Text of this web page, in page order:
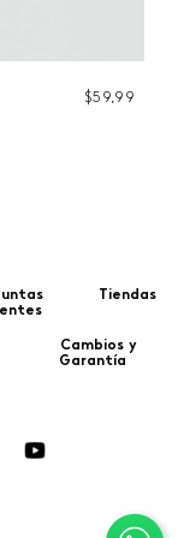
$59,99
Tiendas
Cambios y
Garantía